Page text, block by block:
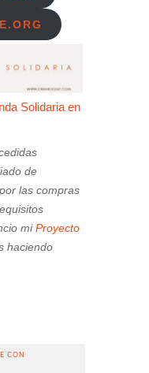
Solidaria en
de
las compras
miProyecto
haciendo
CON